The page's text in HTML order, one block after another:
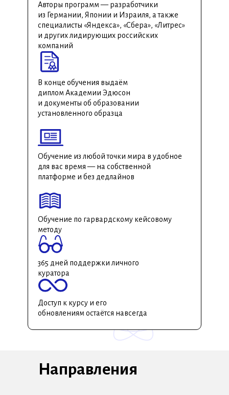
Авторы программ — разработчики
из Германии, Японии и Израиля, а также
специалисты «Яндекса», «Сбера», «Литрес»
и других лидирующих российских
компаний
В конце обучения выдаём
диплом Академии Эдюсон
и документы об образовании
установленного образца
Обучение из любой точки мира в удобное
для вас время — на собственной
платформе и без дедлайнов
Обучение по гарвардскому кейсовому
методу
365 дней поддержки личного
куратора
Доступ к курсу и его
обновлениям остаётся навсегда
Направления